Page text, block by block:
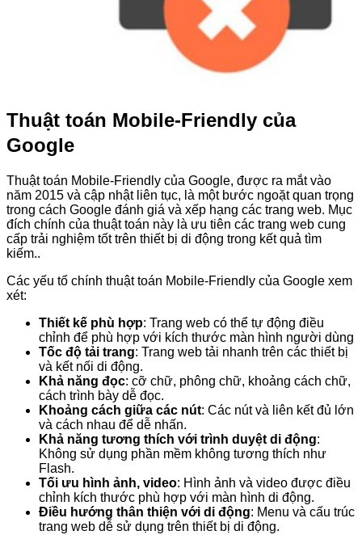
Thuật toán Mobile-Friendly của
Google
Thuật toán Mobile-Friendly của Google, được ra mắt vào
năm 2015 và cập nhật liên tục, là một bước ngoặt quan trọng
trong cách Google đánh giá và xếp hạng các trang web. Mục
đích chính của thuật toán này là ưu tiên các trang web cung
cấp trải nghiệm tốt trên thiết bị di động trong kết quả tìm
kiếm..
Các yếu tố chính thuật toán Mobile-Friendly của Google xem
xét:
Thiết kế phù hợp: Trang web có thể tự động điều
chỉnh để phù hợp với kích thước màn hình người dùng
Tốc độ tải trang: Trang web tải nhanh trên các thiết bị
và kết nối di động.
Khả năng đọc: cỡ chữ, phông chữ, khoảng cách chữ,
cách trình bày dễ đọc.
Khoảng cách giữa các nút: Các nút và liên kết đủ lớn
và cách nhau để dễ nhấn.
Khả năng tương thích với trình duyệt di động:
Không sử dụng phần mềm không tương thích như
Flash.
Tối ưu hình ảnh, video: Hình ảnh và video được điều
chỉnh kích thước phù hợp với màn hình di động.
Điều hướng thân thiện với di động: Menu và cấu trúc
trang web dễ sử dụng trên thiết bị di động.